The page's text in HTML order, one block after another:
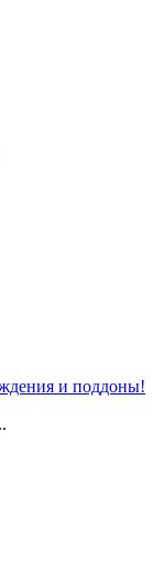
и поддоны!